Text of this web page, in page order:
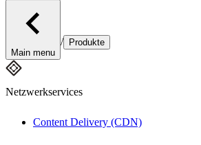
Main menu
/ Produkte
Netzwerkservices
Content Delivery (CDN)